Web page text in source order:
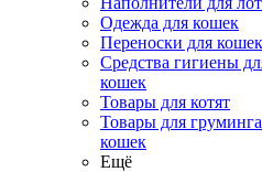
Одежда для кошек
Переноски для кошек
Средства гигиены
кошек
Товары для котят
Товары для груминга
кошек
Ещё